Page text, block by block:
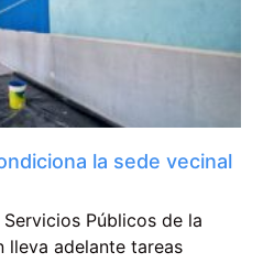
la sede vecinal
Públicos de la
lleva adelante tareas